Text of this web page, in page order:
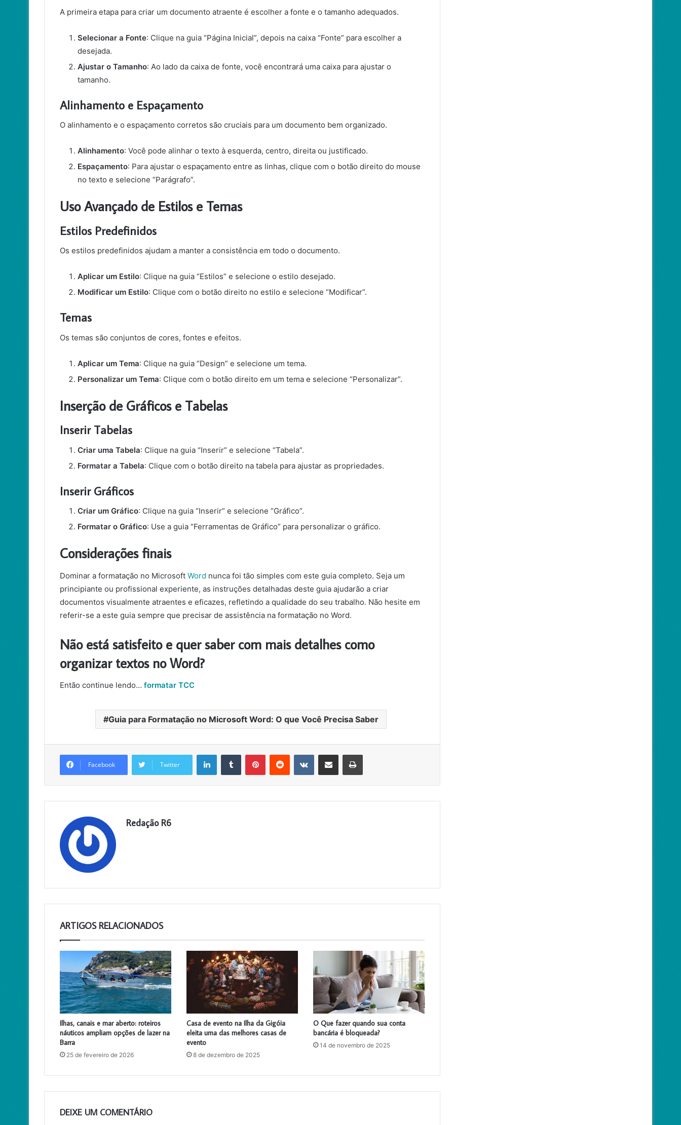
A primeira etapa para criar um documento atraente é escolher a fonte e o tamanho adequados.
Selecionar a Fonte: Clique na guia “Página Inicial”, depois na caixa “Fonte” para escolher a
desejada.
Ajustar o Tamanho: Ao lado da caixa de fonte, você encontrará uma caixa para ajustar o
tamanho.
Alinhamento e Espaçamento
O alinhamento e o espaçamento corretos são cruciais para um documento bem organizado.
Alinhamento: Você pode alinhar o texto à esquerda, centro, direita ou justificado.
Espaçamento: Para ajustar o espaçamento entre as linhas, clique com o botão direito do mouse
no texto e selecione “Parágrafo”.
Uso Avançado de Estilos e Temas
Estilos Predefinidos
Os estilos predefinidos ajudam a manter a consistência em todo o documento.
Aplicar um Estilo: Clique na guia “Estilos” e selecione o estilo desejado.
Modificar um Estilo: Clique com o botão direito no estilo e selecione “Modificar”.
Temas
Os temas são conjuntos de cores, fontes e efeitos.
Aplicar um Tema: Clique na guia “Design” e selecione um tema.
Personalizar um Tema: Clique com o botão direito em um tema e selecione “Personalizar”.
Inserção de Gráficos e Tabelas
Inserir Tabelas
Criar uma Tabela: Clique na guia “Inserir” e selecione “Tabela”.
Formatar a Tabela: Clique com o botão direito na tabela para ajustar as propriedades.
Inserir Gráficos
Criar um Gráfico: Clique na guia “Inserir” e selecione “Gráfico”.
Formatar o Gráfico: Use a guia “Ferramentas de Gráfico” para personalizar o gráfico.
Considerações finais
Dominar a formatação no Microsoft Word nunca foi tão simples com este guia completo. Seja um
principiante ou profissional experiente, as instruções detalhadas deste guia ajudarão a criar
documentos visualmente atraentes e eficazes, refletindo a qualidade do seu trabalho. Não hesite em
referir-se a este guia sempre que precisar de assistência na formatação no Word.
Não está satisfeito e quer saber com mais detalhes como
organizar textos no Word?
Então continue lendo… formatar TCC
Guia para Formatação no Microsoft Word: O que Você Precisa Saber
Facebook Twitter
LinkedinTumblr PinterestReddit VK Compartilhar via e-mail Imprimir
Redação R6
ARTIGOS RELACIONADOS
Ilhas, canais e mar aberto: roteiros
náuticos ampliam opções de lazer na
Barra
25 de fevereiro de 2026
Casa de evento na Ilha da Gigóia
eleita uma das melhores casas de
evento
8 de dezembro de 2025
O Que fazer quando sua conta
bancária é bloqueada?
14 de novembro de 2025
DEIXE UM COMENTÁRIO